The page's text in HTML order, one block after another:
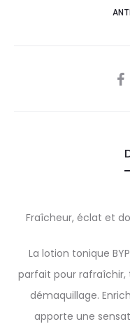
Fraîcheur, éclat et
La lotion tonique
parfait pour rafraîchir,
démaquillage.
apporte une